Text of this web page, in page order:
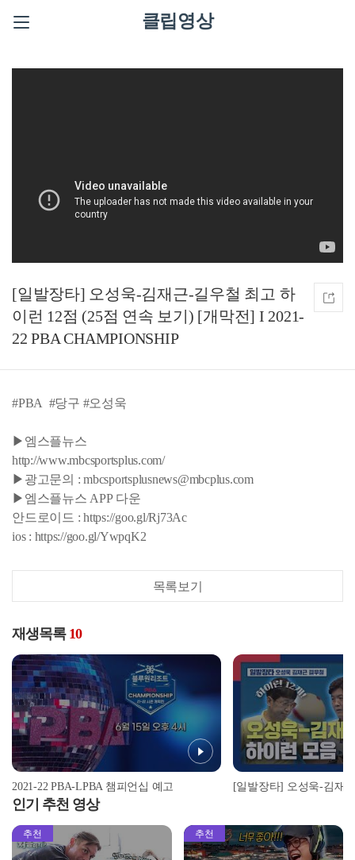
클립영상
[일발장타] 오성욱-김재근-길우철 최고 하
이런 12점 (25점 연속 보기) [개막전] I 2021-
22 PBA CHAMPIONSHIP
#PBA #당구 #오성욱
▶엠스플뉴스
http://www.mbcsportsplus.com/
▶광고문의 : mbcsportsplusnews@mbcplus.com
▶엠스플뉴스 APP 다운
안드로이드 : https://goo.gl/Rj73Ac
ios : https://goo.gl/YwpqK2
목록보기
재생목록 10
2021-22 PBA-LPBA 챔피언십 예고
인기 추천 영상
추천 추천